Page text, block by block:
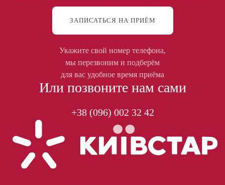
ЗАПИСАТЬСЯ НА ПРИЁМ
Укажите свой номер телефона,
мы перезвоним и подберём
для вас удобное время приёма
Или позвоните нам сами
+38 (096) 002 32 42